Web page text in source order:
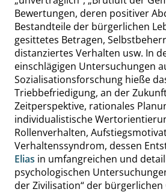
Bewertungen, deren positiver
Bestandteile der bürgerlichen
gesittetes Betragen,
distanziertes Verhalten usw. In
einschlägigen Untersuchungen
Sozialisationsforschung hieße
Triebbefriedigung, an der
Zeitperspektive, rationales
individualistische
Rollenverhalten,
Verhaltenssyndrom, dessen
Elias in umfangreichen und
psychologischen
der Zivilisation“der bürgerlichen